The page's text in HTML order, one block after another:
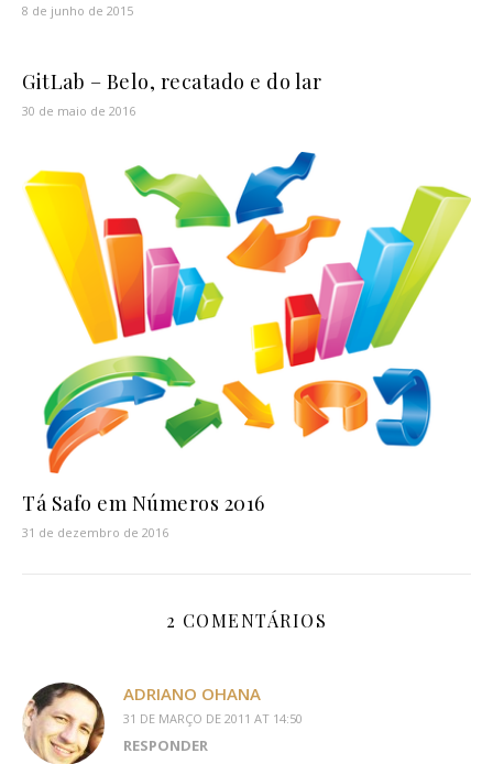
8 de junho de 2015
GitLab – Belo, recatado e do lar
30 de maio de 2016
Tá Safo em Números 2016
31 de dezembro de 2016
2 COMENTÁRIOS
ADRIANO OHANA
31 DE MARÇO DE 2011 AT 14:50
RESPONDER